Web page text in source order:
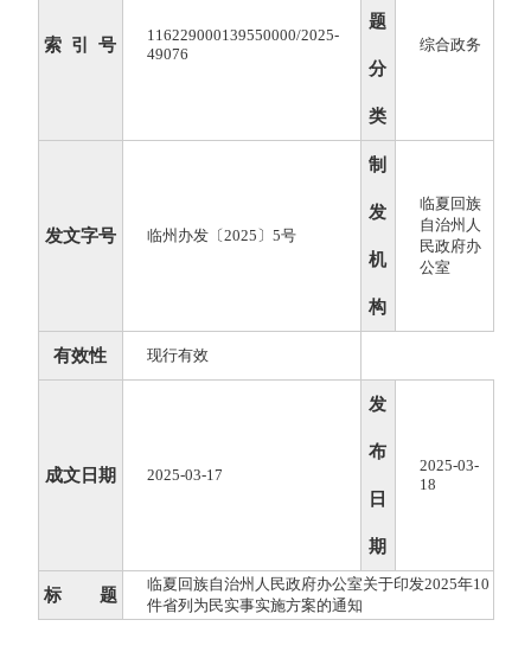
索 引 号
116229000139550000/2025-
49076
题
分
类
综合政务
发文字号 临州办发〔2025〕5号
制
发
机
构
临夏回族
自治州人
民政府办
公室
有效性 现行有效
成文日期 2025-03-17
发
布
日
期
2025-03-
18
标 题
临夏回族自治州人民政府办公室关于印发2025年10
件省列为民实事实施方案的通知